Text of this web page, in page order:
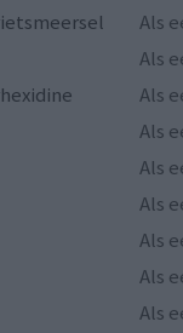
Als
Als
Als
Als
Als
Als
Als
Als
Als